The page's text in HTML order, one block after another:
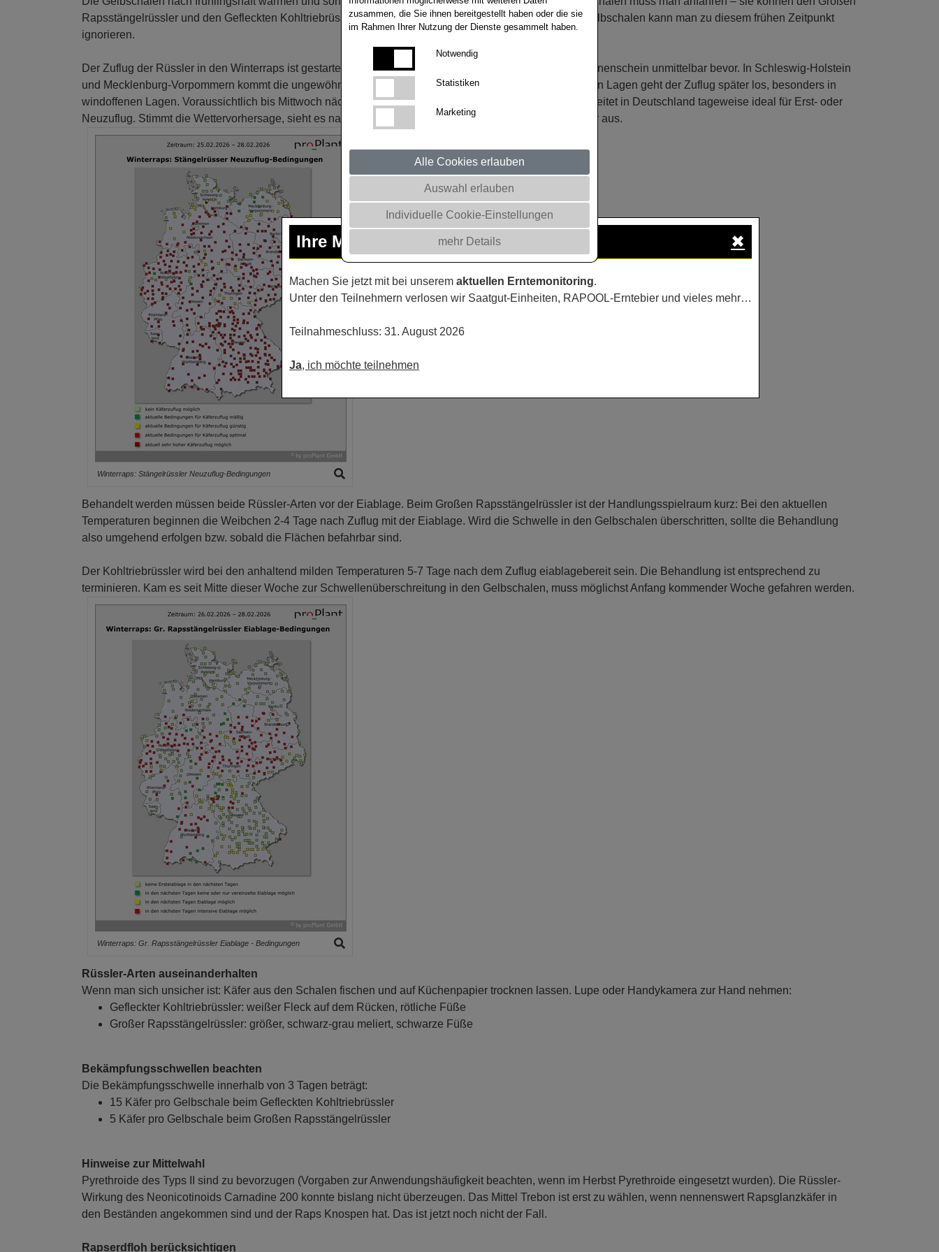
zusammen, die Sie ihnen bereitgestellt haben oder die sie
im Rahmen Ihrer Nutzung der Dienste gesammelt haben.
Notwendig
Statistiken
Marketing
Alle Cookies erlauben
Auswahl erlauben
Individuelle Cookie-Einstellungen
mehr Details
Rapsstängelrüssler und den Gefleckten Kohltriebrüssler nicht unterscheiden. Erste Glanzkäfer in den Gelbschalen kann man zu diesem frühen Zeitpunkt
ignorieren.
Der Zuflug der Rüssler in den Winterraps ist gestartet oder steht bei zweistelligen Temperaturen und Sonnenschein unmittelbar bevor. In Schleswig-Holstein
und Mecklenburg-Vorpommern kommt die ungewöhnlich warme Luft etwas später an. Dort und in höheren Lagen geht der Zuflug später los, besonders in
windoffenen Lagen. Voraussichtlich bis Mittwoch nächster Woche sind die Witterungsbedingungen verbreitet in Deutschland tageweise ideal für Erst- oder
Neuzuflug. Stimmt die Wettervorhersage, sieht es nach einer kompakten Zuflugphase für die Rüsselkäfer aus.
Winterraps: Stängelrüssler Neuzuflug-Bedingungen
Behandelt werden müssen beide Rüssler-Arten vor der Eiablage. Beim Großen Rapsstängelrüssler ist der Handlungsspielraum kurz: Bei den aktuellen
Temperaturen beginnen die Weibchen 2-4 Tage nach Zuflug mit der Eiablage. Wird die Schwelle in den Gelbschalen überschritten, sollte die Behandlung
also umgehend erfolgen bzw. sobald die Flächen befahrbar sind.
Der Kohltriebrüssler wird bei den anhaltend milden Temperaturen 5-7 Tage nach dem Zuflug eiablagebereit sein. Die Behandlung ist entsprechend zu
terminieren. Kam es seit Mitte dieser Woche zur Schwellenüberschreitung in den Gelbschalen, muss möglichst Anfang kommender Woche gefahren werden.
Winterraps: Gr. Rapsstängelrüssler Eiablage - Bedingungen
Rüssler-Arten auseinanderhalten
Wenn man sich unsicher ist: Käfer aus den Schalen fischen und auf Küchenpapier trocknen lassen. Lupe oder Handykamera zur Hand nehmen:
Gefleckter Kohltriebrüssler: weißer Fleck auf dem Rücken, rötliche Füße
Großer Rapsstängelrüssler: größer, schwarz-grau meliert, schwarze Füße
Bekämpfungsschwellen beachten
Die Bekämpfungsschwelle innerhalb von 3 Tagen beträgt:
15 Käfer pro Gelbschale beim Gefleckten Kohltriebrüssler
5 Käfer pro Gelbschale beim Großen Rapsstängelrüssler
Hinweise zur Mittelwahl
Pyrethroide des Typs II sind zu bevorzugen (Vorgaben zur Anwendungshäufigkeit beachten, wenn im Herbst Pyrethroide eingesetzt wurden). Die Rüssler-
Wirkung des Neonicotinoids Carnadine 200 konnte bislang nicht überzeugen. Das Mittel Trebon ist erst zu wählen, wenn nennenswert Rapsglanzkäfer in
den Beständen angekommen sind und der Raps Knospen hat. Das ist jetzt noch nicht der Fall.
Rapserdfloh berücksichtigen
Ihre Meinung ist uns wichtig! ✖
Machen Sie jetzt mit bei unseremaktuellen Erntemonitoring.
Unter den Teilnehmern verlosen wir Saatgut-Einheiten, RAPOOL-Erntebier und vieles mehr…
Teilnahmeschluss: 31. August 2026
Ja, ich möchte teilnehmen